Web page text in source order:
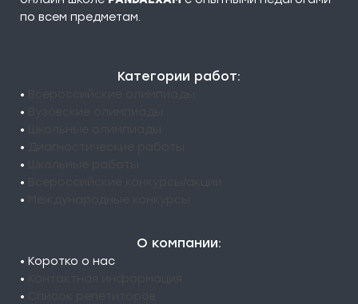
по всем предметам.
Категории работ:
•
•
•
•
•
•
•
О компании:
• Коротко о нас
•
•